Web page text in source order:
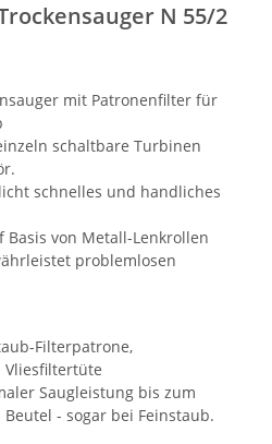
N 55/2
mit Patronenfilter für
schaltbare Turbinen
schnelles und handliches
Basis von Metall-Lenkrollen
problemlosen
Filterpatrone,
Saugleistung bis zum
- sogar bei Feinstaub.